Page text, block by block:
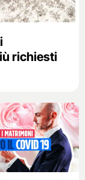
richiesti